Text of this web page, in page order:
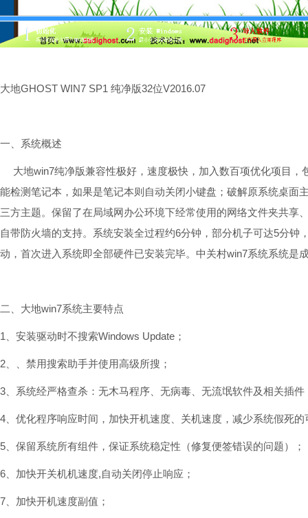
大地GHOST WIN7 SP1 纯净版32位V2016.07
一、系统概述
大地win7纯净版兼容性极好，速度极快，加入数百项优化项目，
能检测笔记本，如果是笔记本则自动关闭小键盘；破解原系统桌面
三方主题。保留了在局域网办公环境下经常使用的网络文件夹共享
自带防火墙的支持。系统安装全过程约6分钟，部分机子可达5分钟
动，首次进入系统即全部硬件已安装完毕。中关村win7系统系统是
二、大地win7系统主要特点
1、安装驱动时不搜索Windows Update；
2、、禁用搜索助手并使用高级所搜；
3、系统经严格查杀：无木马程序、无病毒、无流氓软件及相关插件
4、优化程序响应时间，加快开机速度、关机速度，减少系统假死的
5、保留系统所有组件，保证系统稳定性（修复便签错误的问题）；
6、加快开关机机速度,自动关闭停止响应；
7、加快开机速度副值；